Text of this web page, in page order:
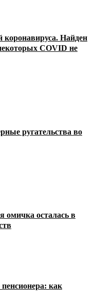
Найден
COVID не
ругательства во
омичка осталась в
как